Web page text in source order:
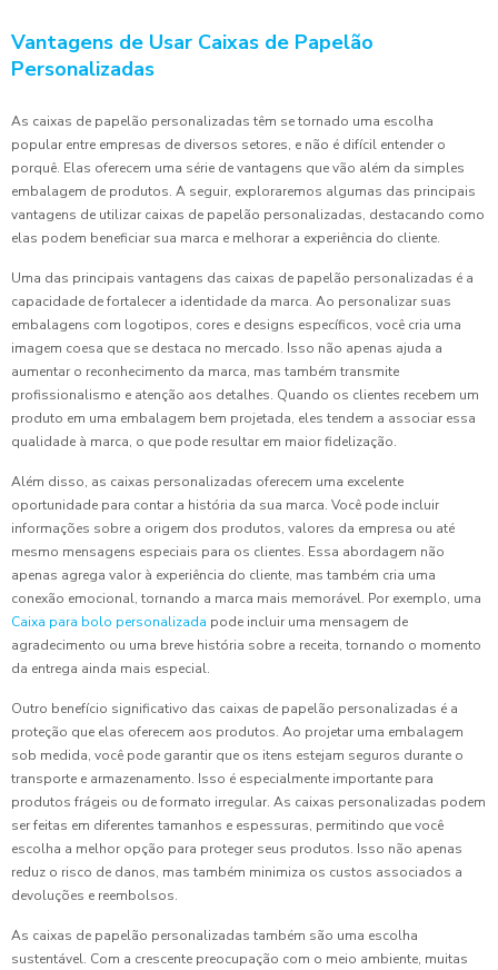
Vantagens de Usar Caixas de Papelão
Personalizadas
As caixas de papelão personalizadas têm se tornado uma escolha
popular entre empresas de diversos setores, e não é difícil entender o
porquê. Elas oferecem uma série de vantagens que vão além da simples
embalagem de produtos. A seguir, exploraremos algumas das principais
vantagens de utilizar caixas de papelão personalizadas, destacando como
elas podem beneficiar sua marca e melhorar a experiência do cliente.
Uma das principais vantagens das caixas de papelão personalizadas é a
capacidade de fortalecer a identidade da marca. Ao personalizar suas
embalagens com logotipos, cores e designs específicos, você cria uma
imagem coesa que se destaca no mercado. Isso não apenas ajuda a
aumentar o reconhecimento da marca, mas também transmite
profissionalismo e atenção aos detalhes. Quando os clientes recebem um
produto em uma embalagem bem projetada, eles tendem a associar essa
qualidade à marca, o que pode resultar em maior fidelização.
Além disso, as caixas personalizadas oferecem uma excelente
oportunidade para contar a história da sua marca. Você pode incluir
informações sobre a origem dos produtos, valores da empresa ou até
mesmo mensagens especiais para os clientes. Essa abordagem não
apenas agrega valor à experiência do cliente, mas também cria uma
conexão emocional, tornando a marca mais memorável. Por exemplo, uma
Caixa para bolo personalizada pode incluir uma mensagem de
agradecimento ou uma breve história sobre a receita, tornando o momento
da entrega ainda mais especial.
Outro benefício significativo das caixas de papelão personalizadas é a
proteção que elas oferecem aos produtos. Ao projetar uma embalagem
sob medida, você pode garantir que os itens estejam seguros durante o
transporte e armazenamento. Isso é especialmente importante para
produtos frágeis ou de formato irregular. As caixas personalizadas podem
ser feitas em diferentes tamanhos e espessuras, permitindo que você
escolha a melhor opção para proteger seus produtos. Isso não apenas
reduz o risco de danos, mas também minimiza os custos associados a
devoluções e reembolsos.
As caixas de papelão personalizadas também são uma escolha
sustentável. Com a crescente preocupação com o meio ambiente, muitas